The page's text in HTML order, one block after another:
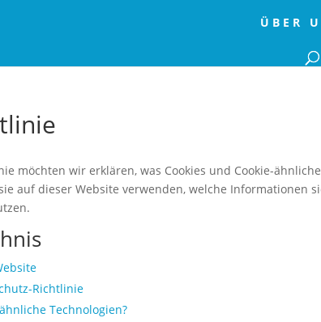
ÜBER
möchten wir erklären, was Cookies und Cookie-
auf dieser Website verwenden, welche Informationen
Richtlinie
Technologien?